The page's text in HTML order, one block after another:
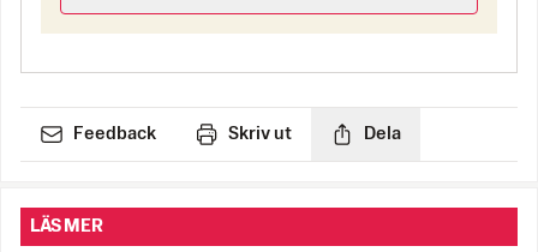
Feedback Skriv ut Dela
LÄS MER